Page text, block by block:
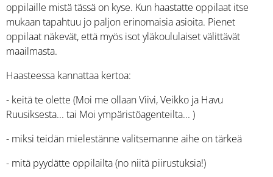
oppilaille mistä tässä on kyse. Kun haastatte oppilaat itse
mukaan tapahtuu jo paljon erinomaisia asioita. Pienet
oppilaat näkevät, että myös isot yläkoululaiset välittävät
maailmasta.
Haasteessa kannattaa kertoa:
- keitä te olette (Moi me ollaan Viivi, Veikko ja Havu
Ruusiksesta... tai Moi ympäristöagenteilta... )
- miksi teidän mielestänne valitsemanne aihe on tärkeä
- mitä pyydätte oppilailta (no niitä piirustuksia!)